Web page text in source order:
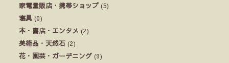
家電量販店・携帯ショップ (5)
寝具 (0)
本・書店・エンタメ (2)
美術品・天然石 (2)
花・園芸・ガーデニング (9)